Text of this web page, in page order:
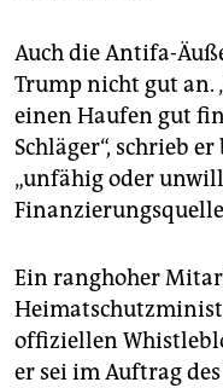
Auch die Antifa-
Trump nicht gut an.
einen Haufen gut
Schläger“, schrieb
„unfähig oder
Ein ranghoher
offiziellen
er sei im Auftrag